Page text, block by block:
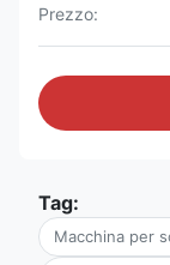
Prezzo:
Tag:
Macchina per